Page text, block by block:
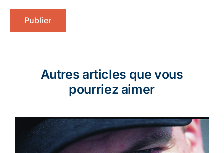
Autres articles que vous
pourriez aimer